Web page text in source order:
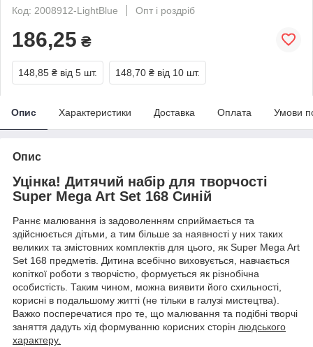
Код: 2008912-LightBlue
Опт і роздріб
186,25 ₴
148,85 ₴ від 5 шт. 148,70 ₴ від 10 шт.
Опис Характеристики Доставка Оплата Умови
Опис
Уцінка! Дитячий набір для творчості
Super Mega Art Set 168 Синій
Раннє малювання із задоволенням сприймається та
здійснюється дітьми, а тим більше за наявності у них таких
великих та змістовних комплектів для цього, як Super Mega Art
Set 168 предметів. Дитина всебічно виховується, навчається
копіткої роботи з творчістю, формується як різнобічна
особистість. Таким чином, можна виявити його схильності,
корисні в подальшому житті (не тільки в галузі мистецтва).
Важко посперечатися про те, що малювання та подібні творчі
заняття дадуть хід формуванню корисних сторін людського
характеру.